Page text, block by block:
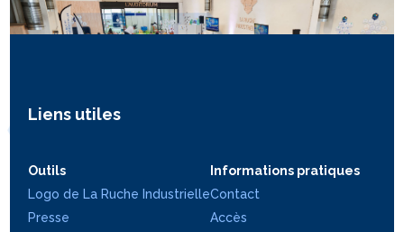
Liens utiles
Outils
Logo de La Ruche Industrielle
Presse
Informations pratiques
Contact
Accès